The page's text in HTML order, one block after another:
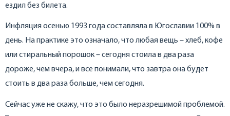
ездил без билета.
Инфляция осенью 1993 года составляла в Югославии 100% в
день. На практике это означало, что любая вещь – хлеб, кофе
или стиральный порошок – сегодня стоила в два раза
дороже, чем вчера, и все понимали, что завтра она будет
стоить в два раза больше, чем сегодня.
Сейчас уже не скажу, что это было неразрешимой проблемой.